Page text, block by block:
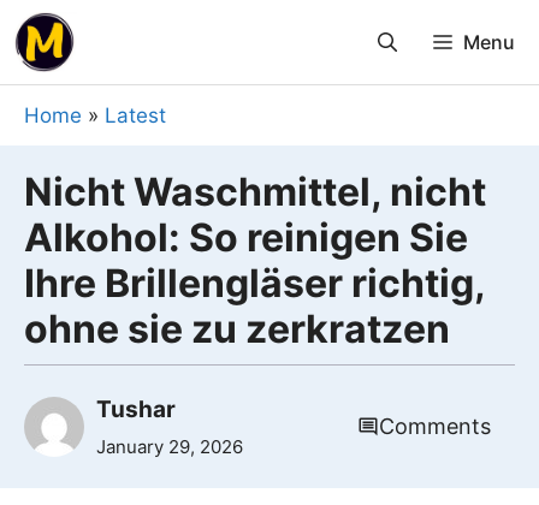
Skip
to
content
Menu
Home » Latest
Nicht Waschmittel, nicht
Alkohol: So reinigen Sie
Ihre Brillengläser richtig,
ohne sie zu zerkratzen
Tushar
January 29, 2026
Comments